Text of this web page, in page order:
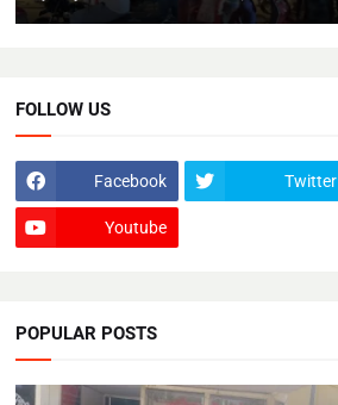
FOLLOW US
Facebook Twitter
Youtube
POPULAR POSTS